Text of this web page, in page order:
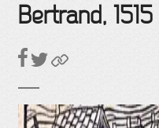
Bertrand, 1515